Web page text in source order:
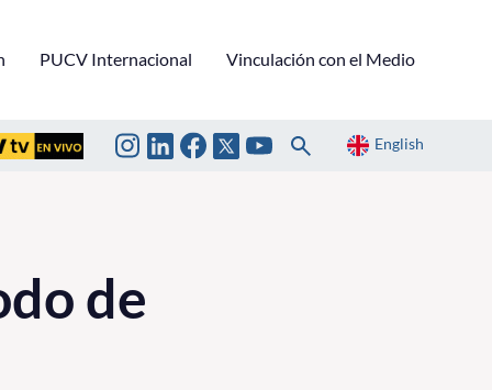
PUCV Internacional Vinculación con el Medio
English
de